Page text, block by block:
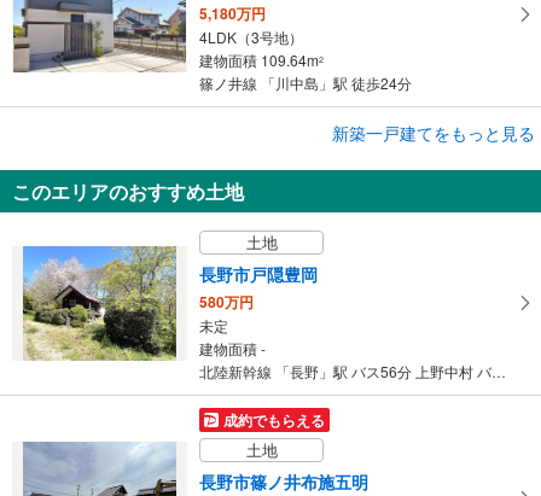
5,180万円
4LDK（3号地）
建物面積 109.64m2
篠ノ井線 「川中島」駅 徒歩24分
【大和ハウス】セキュレア稲里町中央3丁目 （分譲住宅）
4,830万円
建物面積 108.14m
篠ノ井線 「川中島」駅から2400m
新築一戸建てをもっと見る
このエリアのおすすめ土地
土地
長野市戸隠豊岡
580万円
未定
建物面積 -
北陸新幹線 「長野」駅 バス56分 上野中村 バス停下車 徒歩4分
成約でもらえる
土地
長野市篠ノ井布施五明